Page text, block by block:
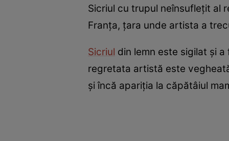
Sicriul cu trupul neînsuflețit al
Franța, țara unde artista a
Sicriul din lemn este sigilat și
regretata artistă este
și încă apariția la căpătâiul